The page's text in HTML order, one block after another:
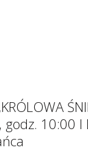
10:00 I